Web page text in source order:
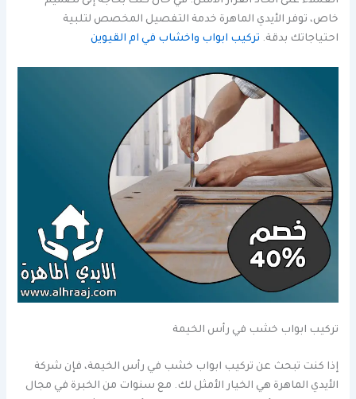
خاص، توفر الأيدي الماهرة خدمة التفصيل المخصص لتلبية
احتياجاتك بدقة. تركيب ابواب واخشاب في ام القيوين
تركيب ابواب خشب في رأس الخيمة
إذا كنت تبحث عن تركيب ابواب خشب في رأس الخيمة، فإن شركة
الأيدي الماهرة هي الخيار الأمثل لك. مع سنوات من الخبرة في مجال